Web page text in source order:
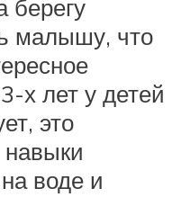
берегу
малышу, что
х лет у детей
это
навыки
воде и